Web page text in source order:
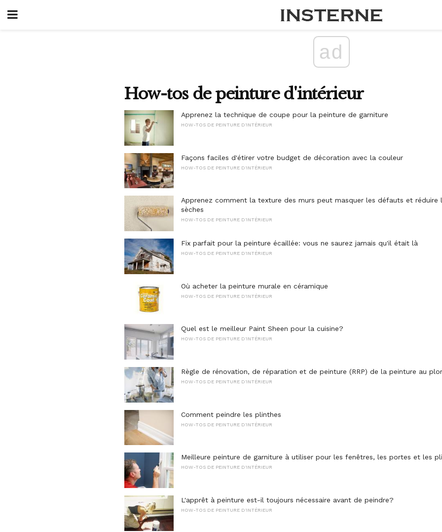
ad
How-tos de peinture d'intérieur
Apprenez la technique de coupe pour la peinture de garniture
HOW-TOS DE PEINTURE D'INTÉRIEUR
Façons faciles d'étirer votre budget de décoration avec la couleur
HOW-TOS DE PEINTURE D'INTÉRIEUR
Apprenez comment la texture des murs peut masquer les défauts et réduire
sèches
HOW-TOS DE PEINTURE D'INTÉRIEUR
Fix parfait pour la peinture écaillée: vous ne saurez jamais qu'il était là
HOW-TOS DE PEINTURE D'INTÉRIEUR
Où acheter la peinture murale en céramique
HOW-TOS DE PEINTURE D'INTÉRIEUR
Quel est le meilleur Paint Sheen pour la cuisine?
HOW-TOS DE PEINTURE D'INTÉRIEUR
Règle de rénovation, de réparation et de peinture (RRP) de la peinture au
HOW-TOS DE PEINTURE D'INTÉRIEUR
Comment peindre les plinthes
HOW-TOS DE PEINTURE D'INTÉRIEUR
Meilleure peinture de garniture à utiliser pour les fenêtres, les portes et les
HOW-TOS DE PEINTURE D'INTÉRIEUR
L'apprêt à peinture est-il toujours nécessaire avant de peindre?
HOW-TOS DE PEINTURE D'INTÉRIEUR